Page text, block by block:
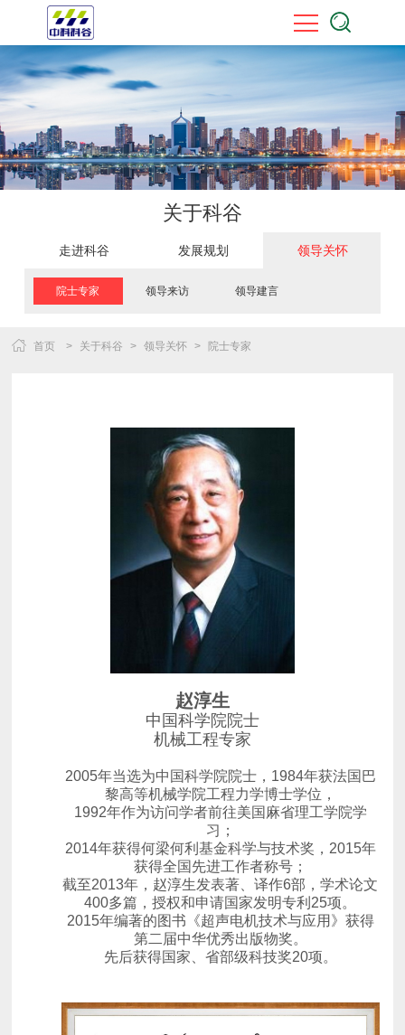
关于科谷
走进科谷 发展规划 领导关怀
院士专家 领导来访 领导建言
首页 > 关于科谷 > 领导关怀 > 院士专家
赵淳生
中国科学院院士
机械工程专家
2005年当选为中国科学院院士，
黎高等机械学院工程力学博士学位，
习；
获得全国先进工作者称号；
400多篇，授权和申请国家发明专利25项。
第二届中华优秀出版物奖。
先后获得国家、省部级科技奖20项。